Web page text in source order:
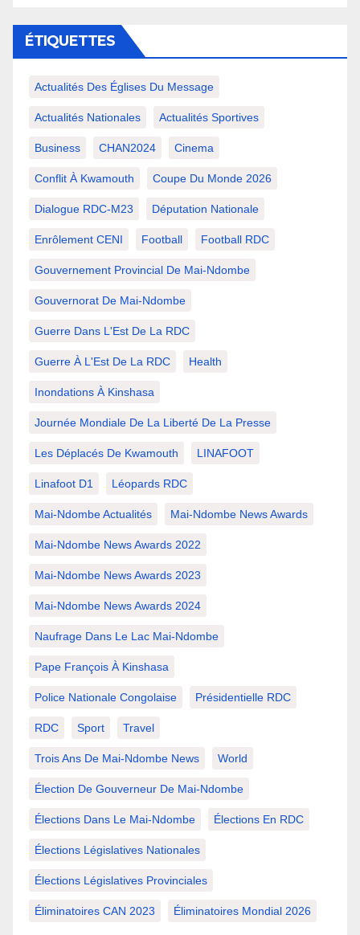
ÉTIQUETTES
Actualités Des Églises Du Message
Actualités Nationales Actualités Sportives
Business CHAN2024 Cinema
Conflit À Kwamouth Coupe Du Monde 2026
Dialogue RDC-M23 Députation Nationale
Enrôlement CENI Football Football RDC
Gouvernement Provincial De Mai-Ndombe
Gouvernorat De Mai-Ndombe
Guerre Dans L'Est De La RDC
Guerre À L'Est De La RDC Health
Inondations À Kinshasa
Journée Mondiale De La Liberté De La Presse
Les Déplacés De Kwamouth LINAFOOT
Linafoot D1 Léopards RDC
Mai-Ndombe Actualités Mai-Ndombe News Awards
Mai-Ndombe News Awards 2022
Mai-Ndombe News Awards 2023
Mai-Ndombe News Awards 2024
Naufrage Dans Le Lac Mai-Ndombe
Pape François À Kinshasa
Police Nationale Congolaise Présidentielle RDC
RDC Sport Travel
Trois Ans De Mai-Ndombe News World
Élection De Gouverneur De Mai-Ndombe
Élections Dans Le Mai-Ndombe Élections En RDC
Élections Législatives Nationales
Élections Législatives Provinciales
Éliminatoires CAN 2023 Éliminatoires Mondial 2026